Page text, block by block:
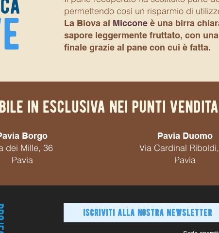
permettendo così un risparmio di
La Biova al Miccone è una birra
sapore leggermente fruttato, con
finale grazie al pane con cui è fatta.
in esclusiva nei punti
Borgo
dei Mille, 36
Pavia
Pavia Duomo
Via Cardinal
Pavia
iscriviti alla nostra newsletter